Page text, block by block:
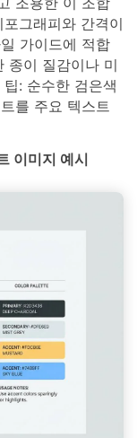
그래피와 간격이
가이드에 적합
종이 질감이나 미
: 순수한 검은색
를 주요 텍스트
이미지 예시